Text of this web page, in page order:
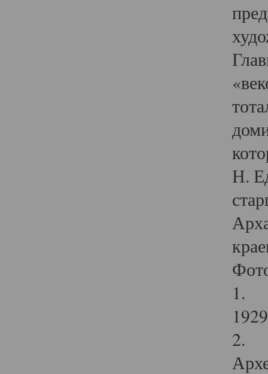
Н.
1.
2.